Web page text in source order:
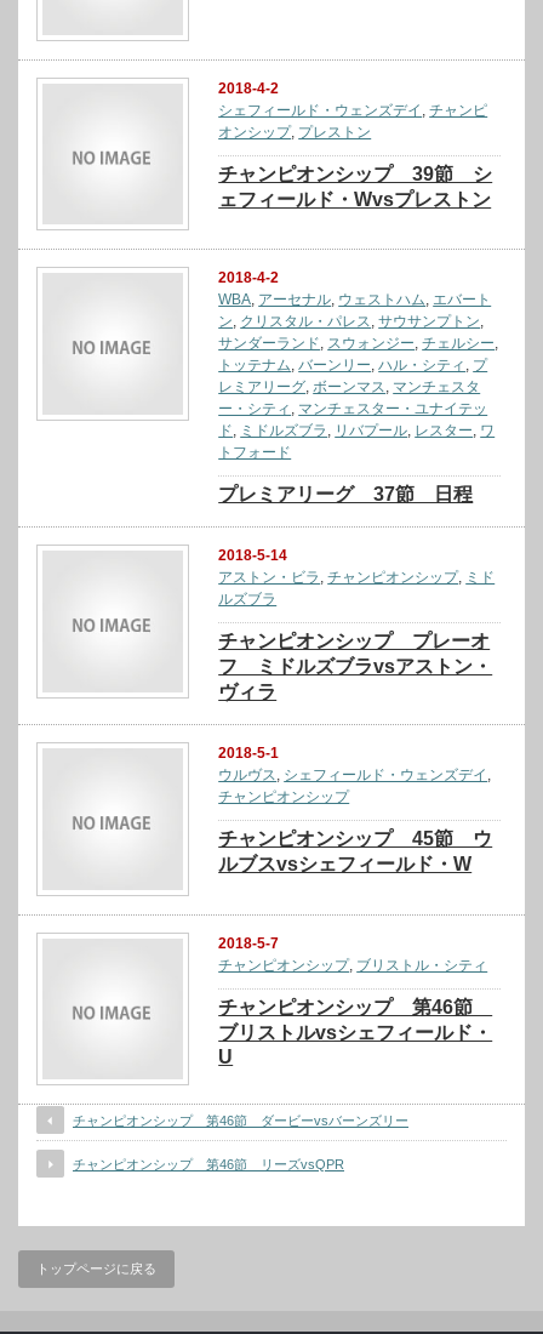
2018-4-2
シェフィールド・ウェンズデイ ,チャンピ
オンシップ, プレストン
チャンピオンシップ 39節 シ
ェフィールド・Wvsプレストン
2018-4-2
WBA, アーセナル, ウェストハム, エバート
ン, クリスタル・パレス,サウサンプトン,
サンダーランド, スウォンジー,チェルシー,
トッテナム,バーンリー,ハル・シティ , プ
レミアリーグ,ボーンマス, マンチェスタ
ー・シティ , マンチェスター・ユナイテッ
ド, ミドルズブラ , リバプール, レスター, ワ
トフォード
プレミアリーグ 37節 日程
2018-5-14
アストン・ビラ ,チャンピオンシップ, ミド
ルズブラ
チャンピオンシップ プレーオ
フ ミドルズブラvsアストン・
ヴィラ
2018-5-1
ウルヴス, シェフィールド・ウェンズデイ ,
チャンピオンシップ
チャンピオンシップ 45節 ウ
ルブスvsシェフィールド・W
2018-5-7
チャンピオンシップ, ブリストル・シティ
チャンピオンシップ 第46節
ブリストルvsシェフィールド・
U
チャンピオンシップ 第46節 ダービーvsバーンズリー
チャンピオンシップ 第46節 リーズvsQPR
トップページに戻る